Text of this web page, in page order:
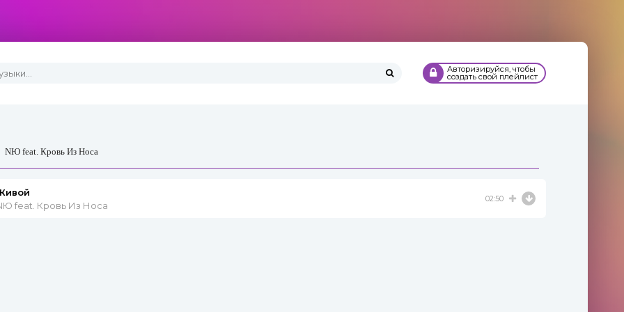
Авторизируйся, чтобы
создать свой плейлист
NЮ feat. Кровь Из Носа
feat. Кровь Из Носа
02:50